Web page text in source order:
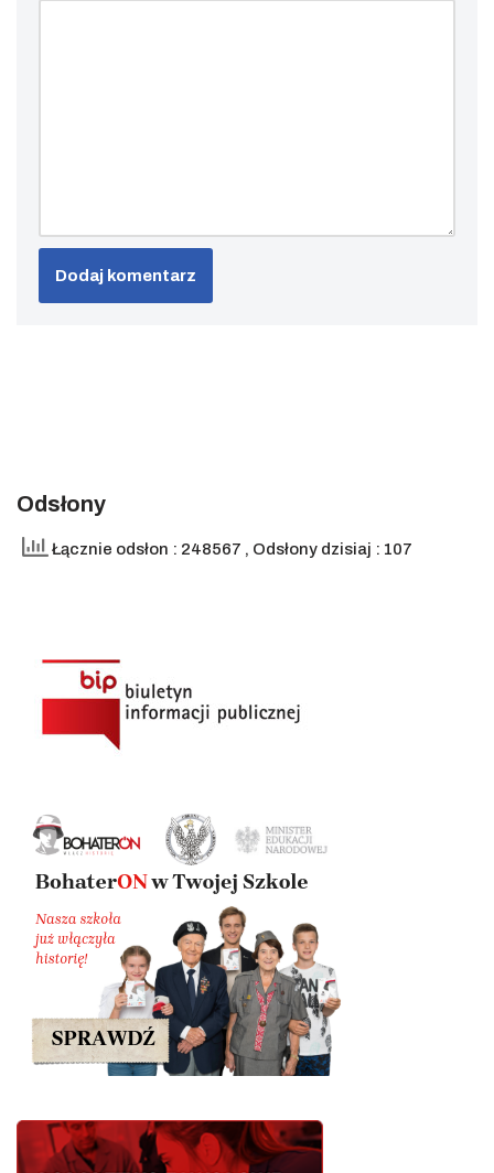
Odsłony
Łącznie odsłon : 248567 , Odsłony dzisiaj : 107